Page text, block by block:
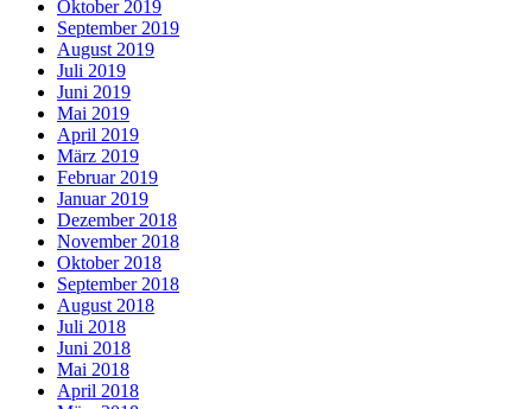
Oktober 2019
September 2019
August 2019
Juli 2019
Juni 2019
Mai 2019
April 2019
März 2019
Februar 2019
Januar 2019
Dezember 2018
November 2018
Oktober 2018
September 2018
August 2018
Juli 2018
Juni 2018
Mai 2018
April 2018